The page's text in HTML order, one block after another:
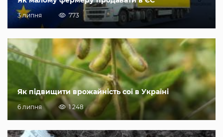
3 липня 773
Як підвищити врожайність сої в Україні
6 липня 1 248